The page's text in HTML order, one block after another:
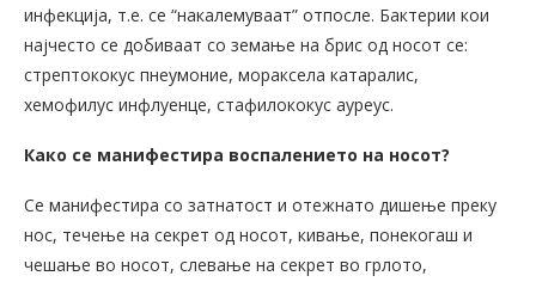
инфекција, т.е. се “накалемуваат” отпосле. Бактерии кои
најчесто се добиваат со земање на брис од носот се:
стрептококус пнеумоние, мораксела катаралис,
хемофилус инфлуенце, стафилококус ауреус.
Како се манифестира воспалението на носот?
Се манифестира со затнатост и отежнато дишење преку
нос, течење на секрет од носот, кивање, понекогаш и
чешање во носот, слевање на секрет во грлото,